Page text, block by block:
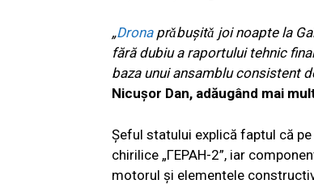
„Dronaprǎbuşitǎ joi noapte la
fără dubiu a raportului tehnic
baza unui ansamblu consistent
Nicuşor Dan, adăugând mai
Şeful statului explică faptul că
chirilice „ГЕРАН-2”, iar
motorul şi elementele